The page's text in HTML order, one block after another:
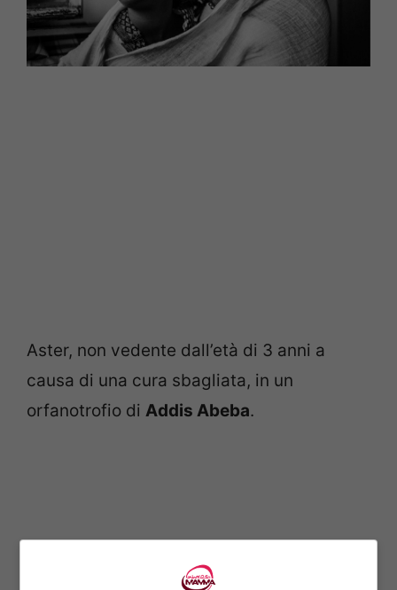
Aster, non vedente dall’età di 3 anni a
causa di una cura sbagliata, in un
orfanotrofio di Addis Abeba.